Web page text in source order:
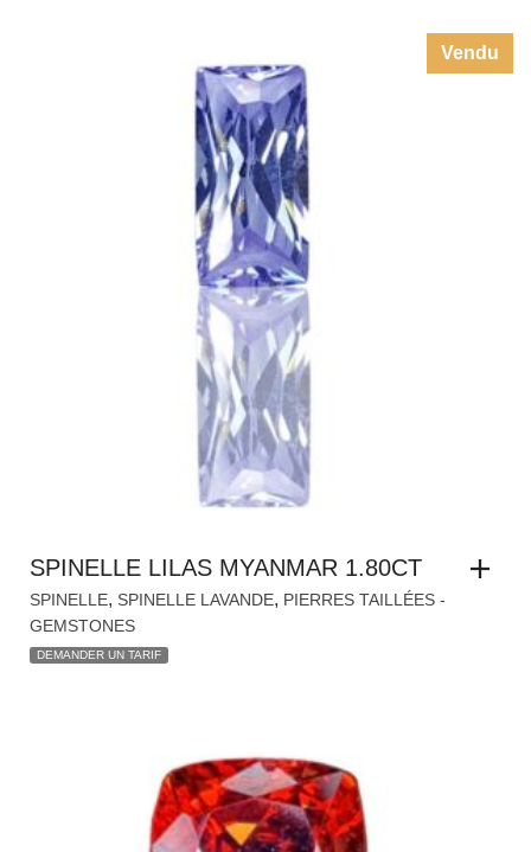
Vendu
SPINELLE LILAS MYANMAR 1.80CT
SPINELLE, SPINELLE LAVANDE, PIERRES TAILLÉES -
GEMSTONES
DEMANDER UN TARIF